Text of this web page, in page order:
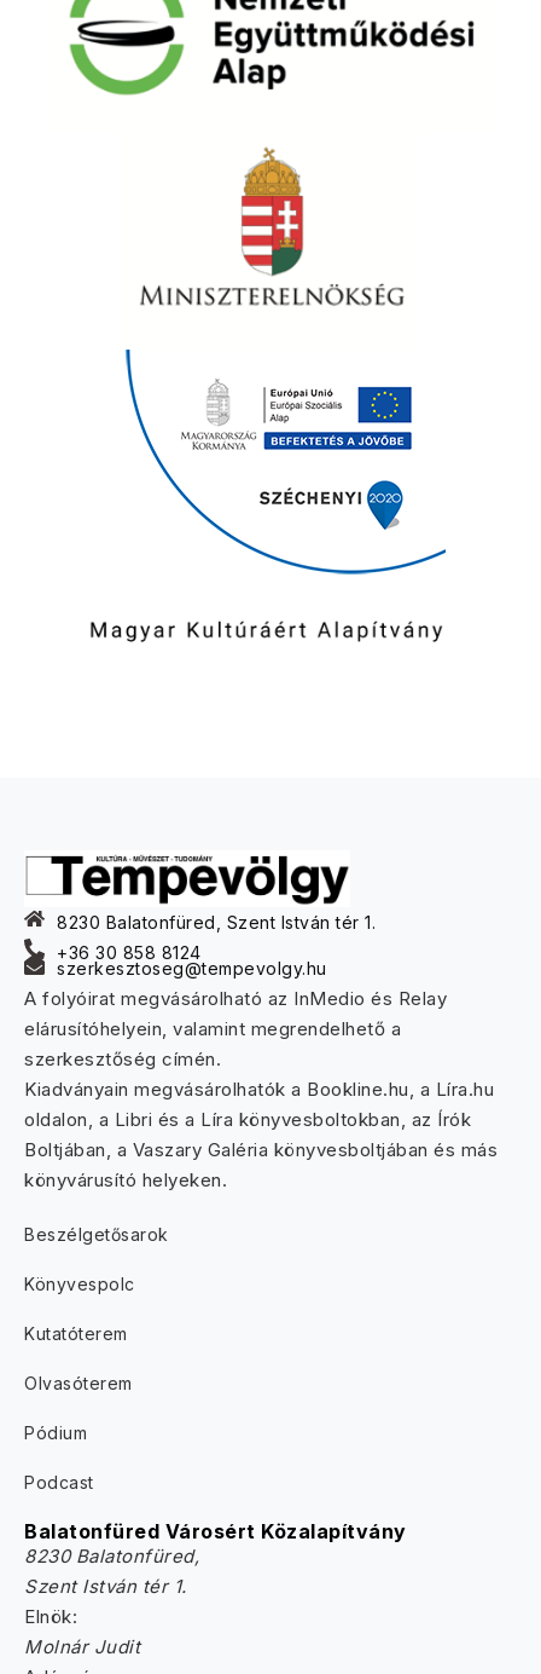
8230 Balatonfüred, Szent István tér 1.
+36 30 858 8124
szerkesztoseg@tempevolgy.hu
A folyóirat megvásárolható az InMedio és Relay
elárusítóhelyein, valamint megrendelhető a
szerkesztőség címén.
Kiadványain megvásárolhatók a Bookline.hu, a Líra.hu
oldalon, a Libri és a Líra könyvesboltokban, az Írók
Boltjában, a Vaszary Galéria könyvesboltjában és más
könyvárusító helyeken.
Beszélgetősarok
Könyvespolc
Kutatóterem
Olvasóterem
Pódium
Podcast
Balatonfüred Városért Közalapítvány
8230 Balatonfüred,
Szent István tér 1.
Elnök:
Molnár Judit